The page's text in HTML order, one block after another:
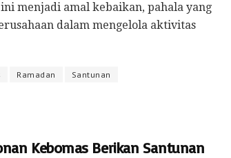
menjadi amal kebaikan, pahala yang
dalam mengelola aktivitas
Ramadan Santunan
Kebomas Berikan Santunan